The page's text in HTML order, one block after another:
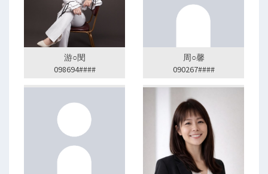
游○閔
098694####
周○馨
090267####